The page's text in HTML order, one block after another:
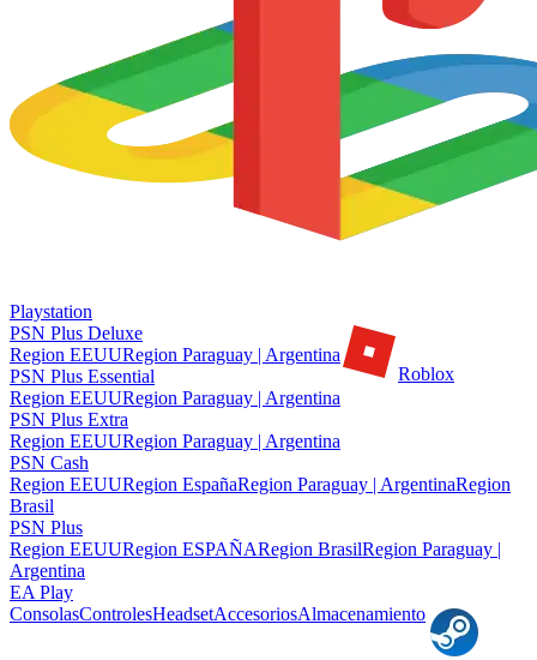
Playstation
PSN Plus Deluxe
Region EEUURegion Paraguay | Argentina
PSN Plus Essential
Region EEUURegion Paraguay | Argentina
PSN Plus Extra
Region EEUURegion Paraguay | Argentina
PSN Cash
Region EEUURegion EspañaRegion Paraguay | ArgentinaRegion
Brasil
PSN Plus
Region EEUURegion ESPAÑARegion BrasilRegion Paraguay |
Argentina
EA Play
ConsolasControlesHeadsetAccesoriosAlmacenamiento
Roblox